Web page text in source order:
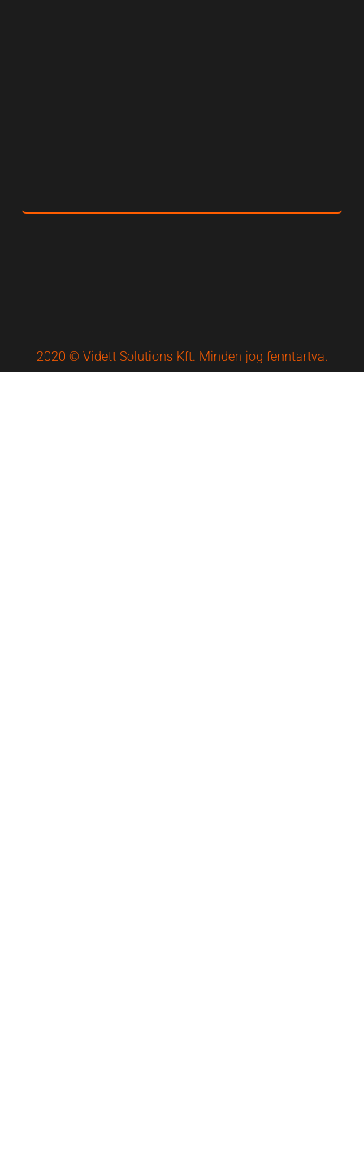
2020 © Vidett Solutions Kft. Minden jog fenntartva.